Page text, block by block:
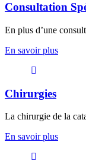
Consultation
En plus d’une
En savoir plus
Chirurgies
La chirurgie de la
En savoir plus